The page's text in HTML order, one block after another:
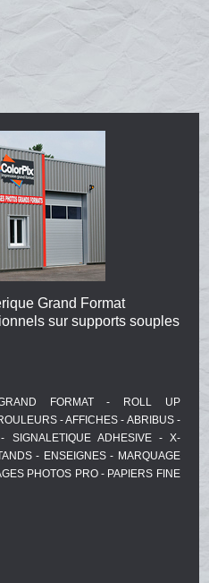
Grand Format
sur supports souples
GRAND FORMAT - ROLL UP
- AFFICHES - ABRIBUS -
SIGNALETIQUE ADHESIVE - X-
- ENSEIGNES - MARQUAGE
PHOTOS PRO - PAPIERS FINE